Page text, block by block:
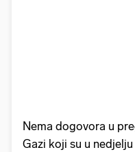
Nema dogovora u
Gazi koji su u